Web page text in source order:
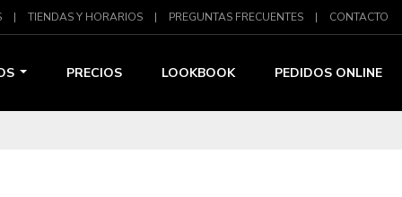
| TIENDAS Y HORARIOS | PREGUNTAS FRECUENTES | CONTACTO
PRECIOS LOOKBOOK PEDIDOS ONLINE